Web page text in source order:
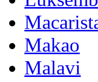
Makao
Malavi